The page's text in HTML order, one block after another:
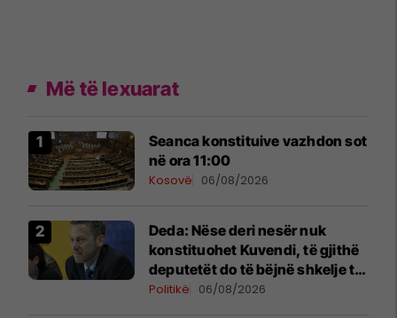
Më të lexuarat
Seanca konstituive vazhdon sot
në ora 11:00
Kosovë 06/08/2026
Deda: Nëse deri nesër nuk
konstituohet Kuvendi, të gjithë
deputetët do të bëjnë shkelje të
rëndë kushtetuese
Politikë 06/08/2026